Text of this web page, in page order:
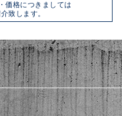
価格につきましては
致します。